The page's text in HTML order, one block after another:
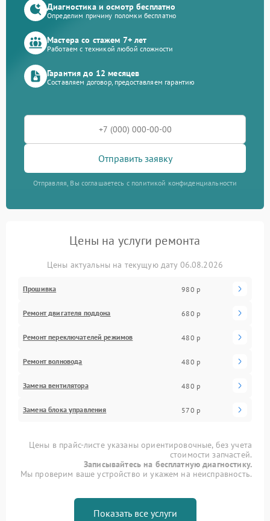
Диагностика и осмотр бесплатно
Определим причину поломки бесплатно
Мастера со стажем 7+ лет
Работаем с техникой любой сложности
Гарантия до 12 месяцев
Составляем договор, предоставляем гарантию
Отправить заявку
Отправляя, Вы соглашаетесь с политикой конфиденциальности
Цены на услуги ремонта
Цены актуальны на текущую дату 06.08.2026
Прошивка 980 р
Ремонт двигателя поддона 680 р
Ремонт переключателей режимов 480 р
Ремонт волновода 480 р
Замена вентилятора 480 р
Замена блока управления 570 р
Цены в прайс-листе указаны ориентировочные, без учета
стоимости запчастей.
Записывайтесь на бесплатную диагностику.
Мы проверим ваше устройство и укажем на неисправность.
Показать все услуги